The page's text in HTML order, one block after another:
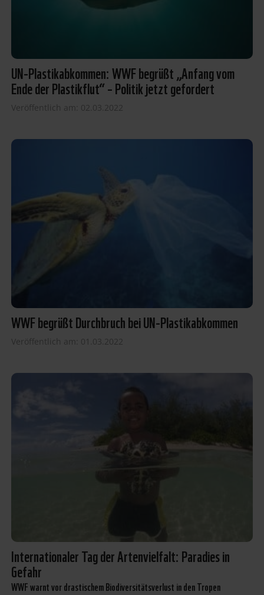
UN-Plastikabkommen: WWF begrüßt „Anfang vom
Ende der Plastikflut“ – Politik jetzt gefordert
Veröffentlich am: 02.03.2022
WWF begrüßt Durchbruch bei UN-Plastikabkommen
Veröffentlich am: 01.03.2022
Internationaler Tag der Artenvielfalt: Paradies in
Gefahr
WWF warnt vor drastischem Biodiversitätsverlust in den Tropen